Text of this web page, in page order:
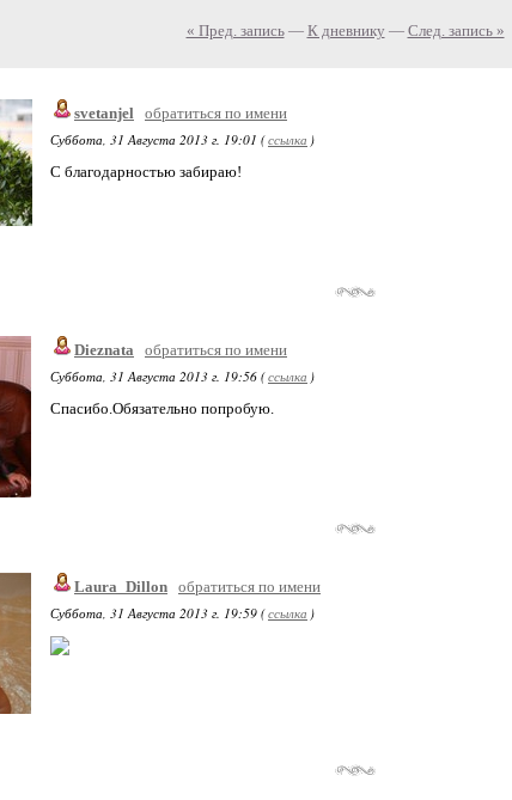
« Пред. запись— К дневнику — След. запись »
svetanjel обратиться по имени
Суббота, 31 Августа 2013 г. 19:01 (ссылка )
С благодарностью забираю!
Dieznata
обратиться по имени
Суббота, 31 Августа 2013 г. 19:56 (ссылка )
Спасибо.Обязательно попробую.
Laura_Dillon обратиться по имени
Суббота, 31 Августа 2013 г. 19:59 (ссылка )